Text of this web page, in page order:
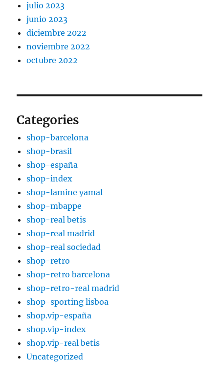
julio 2023
junio 2023
diciembre 2022
noviembre 2022
octubre 2022
Categories
shop-barcelona
shop-brasil
shop-españa
shop-index
shop-lamine yamal
shop-mbappe
shop-real betis
shop-real madrid
shop-real sociedad
shop-retro
shop-retro barcelona
shop-retro-real madrid
shop-sporting lisboa
shop.vip-españa
shop.vip-index
shop.vip-real betis
Uncategorized